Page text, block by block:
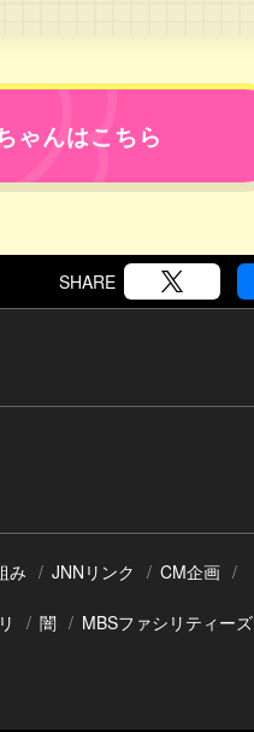
ゃんはこちら
SHARE
み JNNリンク CM企画
闇 MBSファシリティーズ